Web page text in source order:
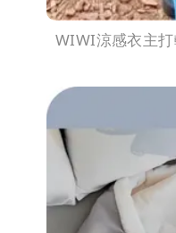
WIWI涼感衣主打